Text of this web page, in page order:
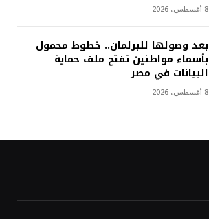
8 أغسطس، 2026
بعد وصولها للبرلمان.. خطوط محمول
بأسماء مواطنين تفتح ملف حماية
البيانات في مصر
8 أغسطس، 2026